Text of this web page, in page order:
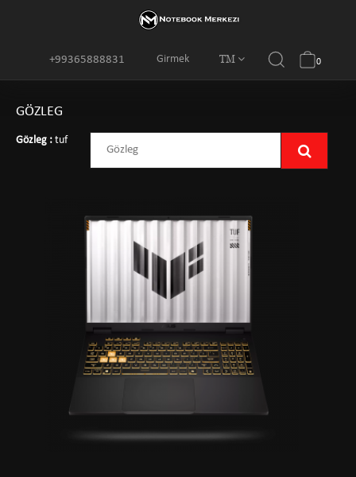
Girmek TM
+99365888831 0
GÖZLEG
Gözleg : tuf